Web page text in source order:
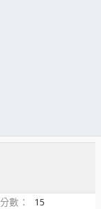
數
15